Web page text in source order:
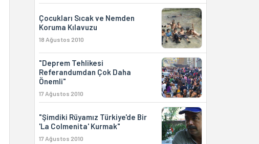
Çocukları Sıcak ve Nemden
Koruma Kılavuzu
18 Ağustos 2010
"Deprem Tehlikesi
Referandumdan Çok Daha
Önemli"
17 Ağustos 2010
"Şimdiki Rüyamız Türkiye'de Bir
'La Colmenita' Kurmak"
17 Ağustos 2010